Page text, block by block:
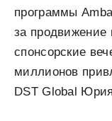
программы
за продвижение
спонсорские
миллионов
DST Global